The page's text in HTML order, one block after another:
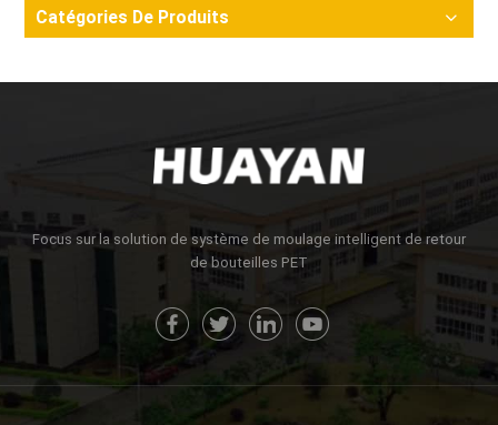
Catégories De Produits
Focus sur la solution de système de moulage intelligent de retour
de bouteilles PET